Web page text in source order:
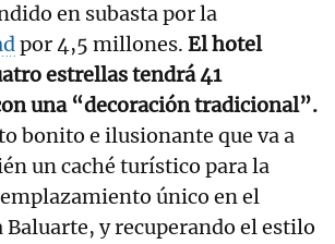
en subasta por la
por 4,5 millones. El hotel
estrellas tendrá 41
una “decoración tradicional”.
bonito e ilusionante que va a
un caché turístico para la
único en el
y recuperando el estilo